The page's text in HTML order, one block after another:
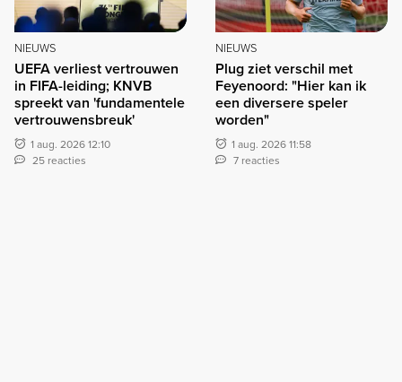
NIEUWS
UEFA verliest vertrouwen
in FIFA-leiding; KNVB
spreekt van 'fundamentele
vertrouwensbreuk'
1 aug. 2026 12:10
25 reacties
NIEUWS
Plug ziet verschil met
Feyenoord: "Hier kan ik
een diversere speler
worden"
1 aug. 2026 11:58
7 reacties